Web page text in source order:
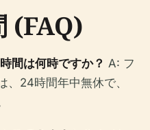
(FAQ)
間は何時ですか？ A: フ
、24時間年中無休で、